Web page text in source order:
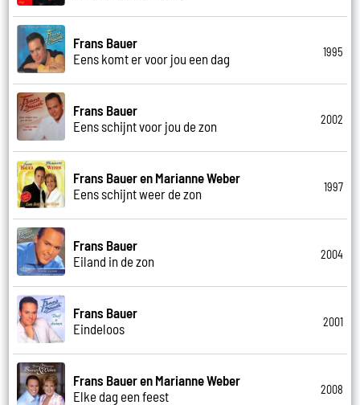
Frans Bauer
Eens komt er voor jou een dag
1995
Frans Bauer
Eens schijnt voor jou de zon
2002
Frans Bauer en Marianne Weber
Eens schijnt weer de zon
1997
Frans Bauer
Eiland in de zon
2004
Frans Bauer
Eindeloos
2001
Frans Bauer en Marianne Weber
Elke dag een feest
2008